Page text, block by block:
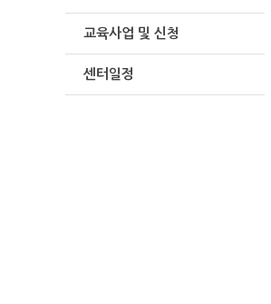
교육사업 및 신청
센터일정